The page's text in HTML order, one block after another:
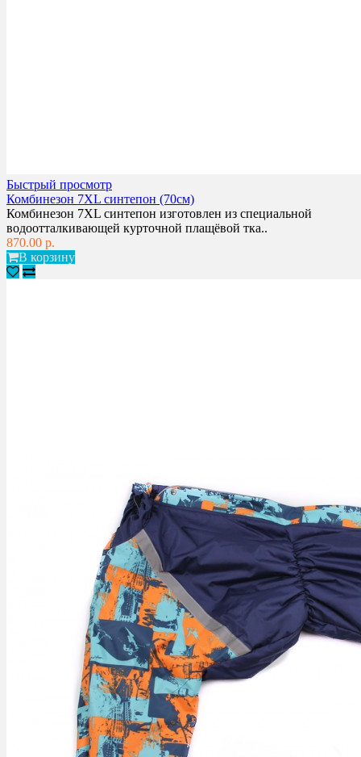
Быстрый просмотр
Комбинезон 7XL синтепон (70см)
Комбинезон 7XL синтепон изготовлен из специальной
водоотталкивающей курточной плащёвой тка..
870.00 р.
В корзину